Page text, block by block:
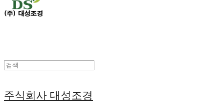
주식회사 대성조경